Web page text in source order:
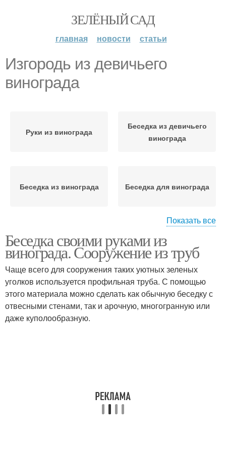
ЗЕЛЁНЫЙ САД
главная новости статьи
Изгородь из девичьего
винограда
Руки из винограда
Беседка из девичьего
винограда
Беседка из винограда Беседка для винограда
винограда
Живая изгородь
Беседки для винограда
Показать все
Беседка своими руками из
винограда. Сооружение из труб
Чаще всего для сооружения таких уютных зеленых
уголков используется профильная труба. С помощью
этого материала можно сделать как обычную беседку с
отвесными стенами, так и арочную, многогранную или
даже куполообразную.